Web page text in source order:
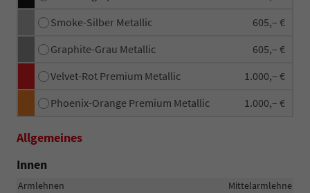
Smoke-Silber Metallic
605,– €
Graphite-Grau Metallic
605,– €
Velvet-Rot Premium Metallic
1.000,– €
Phoenix-Orange Premium Metallic
1.000,– €
Allgemeines
Innen
Armlehnen
Mittelarmlehne